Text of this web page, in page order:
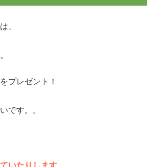
、
プレゼント！
です。。